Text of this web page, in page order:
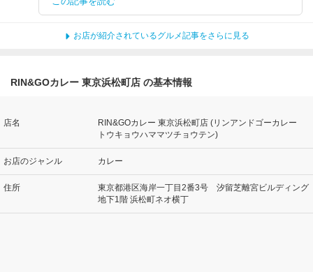
お店が紹介されているグルメ記事をさらに見る
RIN&GOカレー 東京浜松町店 の基本情報
店名
RIN&GOカレー 東京浜松町店 (リンアンドゴーカレー
トウキョウハママツチョウテン)
お店のジャンル カレー
住所
東京都港区海岸一丁目2番3号 汐留芝離宮ビルディング
地下1階 浜松町ネオ横丁